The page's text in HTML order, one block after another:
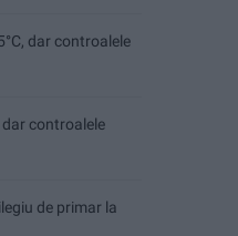
dar controalele
controalele
de primar la